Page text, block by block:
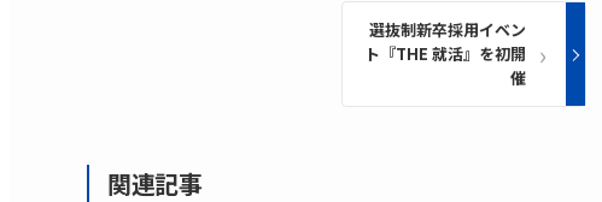
選抜制新卒採用イベン
ト『THE 就活』を初開
催
関連記事